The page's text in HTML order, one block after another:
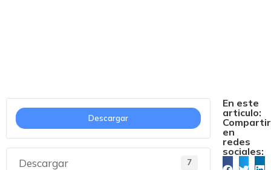
Descargar
Descargar 7
En este
articulo:
Compartir
en
redes
sociales: